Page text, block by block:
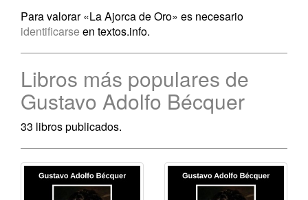
Para valorar «La Ajorca de Oro» es necesario
identificarse en textos.info.
Libros más populares de
Gustavo Adolfo Bécquer
33 libros publicados.